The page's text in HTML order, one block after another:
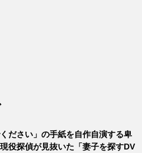
ください」の手紙を自作自演する卑
役探偵が見抜いた「妻子を探すDV